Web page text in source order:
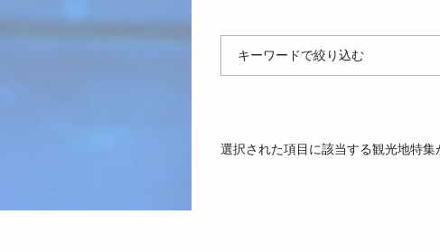
キーワードで絞り込む
選択された項目に該当する観光地特集